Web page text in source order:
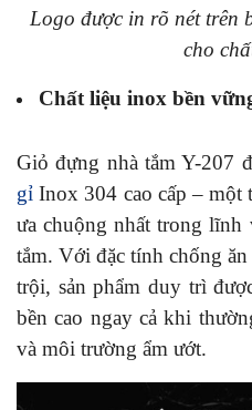
Logo được in rõ nét trên
cho
Chất liệu inox bền
Giỏ đựng nhà tắm Y-207
gỉ Inox 304 cao cấp – một
ưa chuộng nhất trong lĩnh
tắm. Với đặc tính chống
trội, sản phẩm duy trì
bền cao ngay cả khi
và môi trường ẩm ướt.